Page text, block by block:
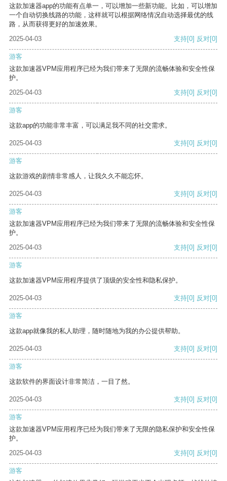
这款加速器app的功能有点单一，可以增加一些新功能。比如，可以增加
一个自动切换线路的功能，这样就可以根据网络情况自动选择最优的线
路，从而获得更好的加速效果。
2025-04-03
支持[0] 反对[0]
游客
这款加速器VPM应用程序已经为我们带来了无限的流畅体验和安全性保
护。
2025-04-03
支持[0] 反对[0]
游客
这款app的功能非常丰富，可以满足我不同的社交需求。
2025-04-03 支持[0] 反对[0]
游客
这款游戏的剧情非常感人，让我久久不能忘怀。
2025-04-03 支持[0] 反对[0]
游客
这款加速器VPM应用程序已经为我们带来了无限的流畅体验和安全性保
护。
2025-04-03
支持[0] 反对[0]
游客
这款加速器VPM应用程序提供了顶级的安全性和隐私保护。
2025-04-03 支持[0] 反对[0]
游客
这款app就像我的私人助理，随时随地为我的办公提供帮助。
2025-04-03 支持[0] 反对[0]
游客
这款软件的界面设计非常简洁，一目了然。
2025-04-03 支持[0] 反对[0]
游客
这款加速器VPM应用程序已经为我们带来了无限的隐私保护和安全性保
护。
2025-04-03
支持[0] 反对[0]
游客